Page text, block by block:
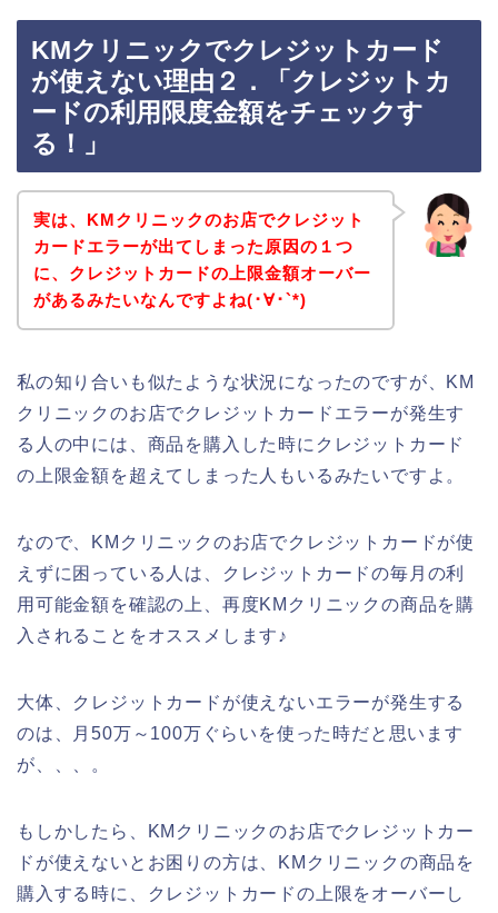
KMクリニックでクレジットカード
が使えない理由２．「クレジットカ
ードの利用限度金額をチェックす
る！」
実は、KMクリニックのお店でクレジット
カードエラーが出てしまった原因の１つ
に、クレジットカードの上限金額オーバー
があるみたいなんですよね(･∀･`*)
私の知り合いも似たような状況になったのですが、KM
クリニックのお店でクレジットカードエラーが発生す
る人の中には、商品を購入した時にクレジットカード
の上限金額を超えてしまった人もいるみたいですよ。
なので、KMクリニックのお店でクレジットカードが使
えずに困っている人は、クレジットカードの毎月の利
用可能金額を確認の上、再度KMクリニックの商品を購
入されることをオススメします♪
大体、クレジットカードが使えないエラーが発生する
のは、月50万～100万ぐらいを使った時だと思います
が、、、。
もしかしたら、KMクリニックのお店でクレジットカー
ドが使えないとお困りの方は、KMクリニックの商品を
購入する時に、クレジットカードの上限をオーバーし